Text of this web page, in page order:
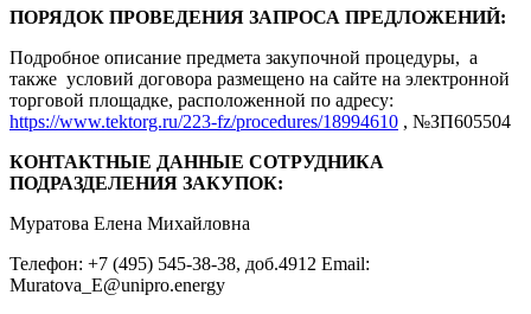
ПОРЯДОК ПРОВЕДЕНИЯ ЗАПРОСА ПРЕДЛОЖЕНИЙ:
Подробное описание предмета закупочной процедуры, а
также условий договора размещено на сайте на электронной
торговой площадке, расположенной по адресу:
https://www.tektorg.ru/223-fz/procedures/18994610 , №ЗП605504
КОНТАКТНЫЕ ДАННЫЕ СОТРУДНИКА
ПОДРАЗДЕЛЕНИЯ ЗАКУПОК:
Муратова Елена Михайловна
Телефон: +7 (495) 545-38-38, доб.4912 Email:
Muratova_E@unipro.energy